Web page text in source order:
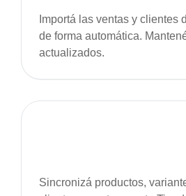
Importá las ventas y clientes
de forma automática.
actualizados.
Sincronizá productos,